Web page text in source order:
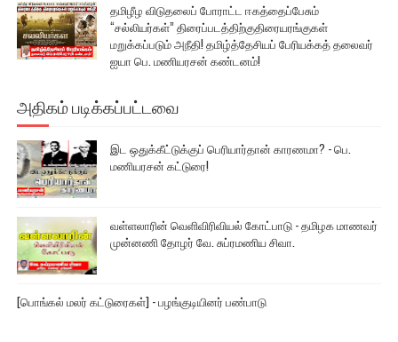
தமிழீழ விடுதலைப் போராட்ட ஈகத்தைப்பேசும்
“சல்லியர்கள்” திரைப்படத்திற்குதிரையரங்குகள்
மறுக்கப்படும் அநீதி! தமிழ்த்தேசியப் பேரியக்கத் தலைவர்
ஐயா பெ. மணியரசன் கண்டனம்!
அதிகம் படிக்கப்பட்டவை
இட ஒதுக்கீட்டுக்குப் பெரியார்தான் காரணமா? - பெ.
மணியரசன் கட்டுரை!
வள்ளலாரின் வெளிவிரிவியல் கோட்பாடு - தமிழக மாணவர்
முன்னணி தோழர் வே. சுப்ரமணிய சிவா.
[பொங்கல் மலர் கட்டுரைகள்] - பழங்குடியினர் பண்பாடு